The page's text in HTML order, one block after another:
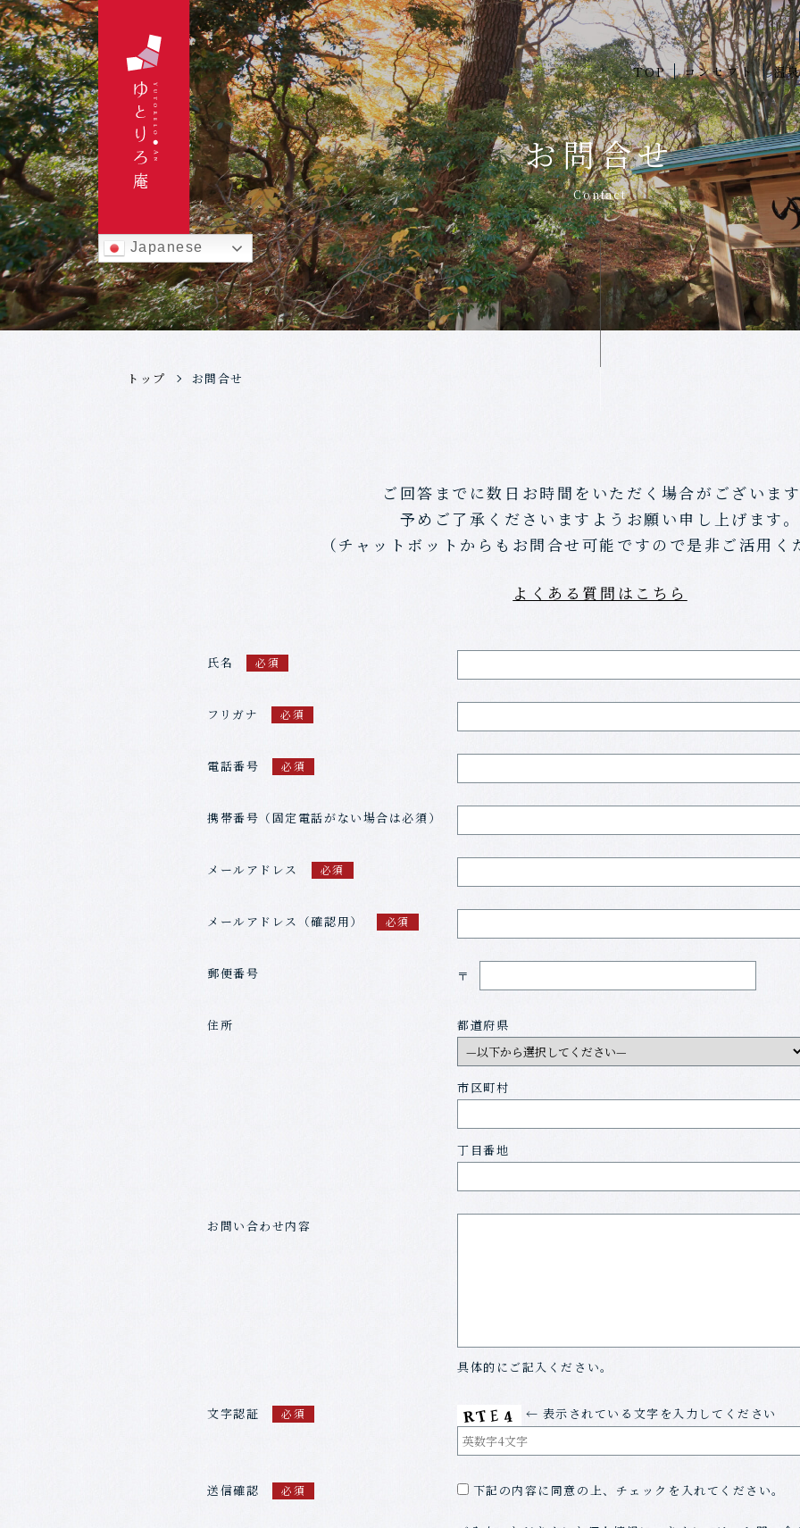
TOP コンセプト 温
Japanese
お問合せ
Contact
トップ お問合せ
ご回答までに数日お時間をいただく場合がございま
予めご了承くださいますようお願い申し上げます。
（チャットボットからもお問合せ可能ですので是非ご活用く
よくある質問はこちら
氏名 必須
フリガナ 必須
電話番号 必須
携帯番号（固定電話がない場合は必須）
メールアドレス 必須
メールアドレス（確認用） 必須
郵便番号 〒
住所 都道府県
市区町村
丁目番地
お問い合わせ内容
具体的にご記入ください。
文字認証 必須 ← 表示されている文字を入力してください
送信確認 必須 下記の内容に同意の上、チェックを入れてください。